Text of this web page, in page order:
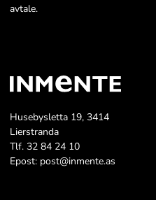
avtale.
Husebysletta 19, 3414
Lierstranda
Tlf. 32 84 24 10
Epost: post@inmente.as